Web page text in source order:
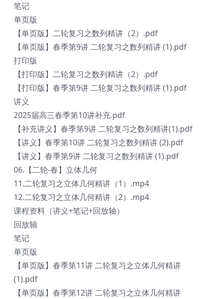
笔记
单页版
【单页版】二轮复习之数列精讲（2）.pdf
【单页版】春季第9讲 二轮复习之数列精讲 (1).pdf
打印版
【打印版】二轮复习之数列精讲（2）.pdf
【打印版】春季第9讲 二轮复习之数列精讲 (1).pdf
讲义
2025届高三春季第10讲补充.pdf
【补充讲义】春季第9讲 二轮复习之数列精讲(1).pdf
【讲义】春季第10讲 二轮复习之数列精讲 (2).pdf
【讲义】春季第9讲 二轮复习之数列精讲 (1).pdf
06.【二轮-春】立体几何
11.二轮复习之立体几何精讲（1）.mp4
12.二轮复习之立体几何精讲（2）.mp4
课程资料（讲义+笔记+回放轴）
回放轴
笔记
单页版
【单页版】春季第11讲 二轮复习之立体几何精讲
(1).pdf
【单页版】春季第12讲 二轮复习之立体几何精讲